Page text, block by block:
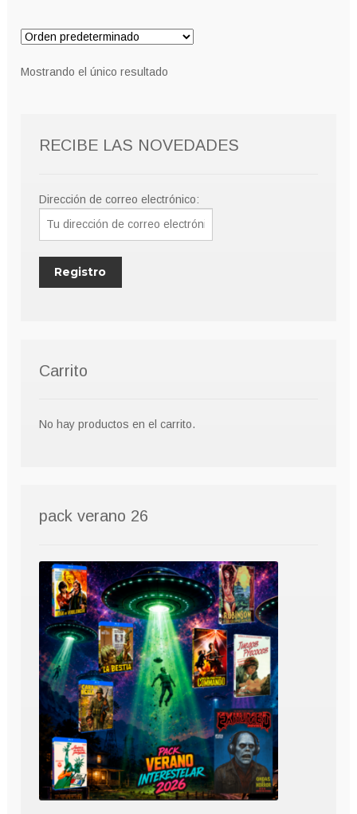
Mostrando el único resultado
RECIBE LAS NOVEDADES
Dirección de correo electrónico:
Carrito
No hay productos en el carrito.
pack verano 26